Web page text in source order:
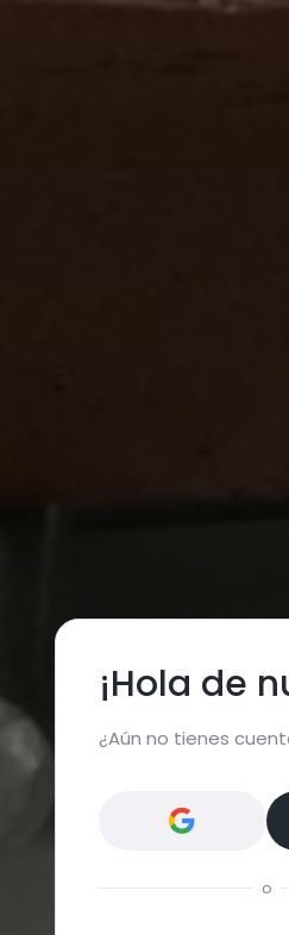
¡Hola de
¿Aún no tienes
o